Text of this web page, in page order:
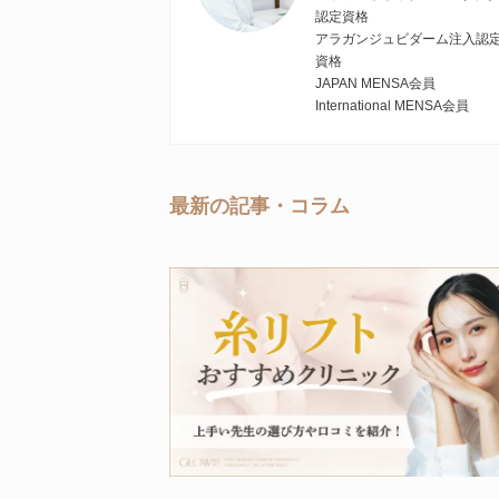
認定資格
アラガンジュビダーム注入認
資格
JAPAN MENSA会員
International MENSA会員
最新の記事・コラム